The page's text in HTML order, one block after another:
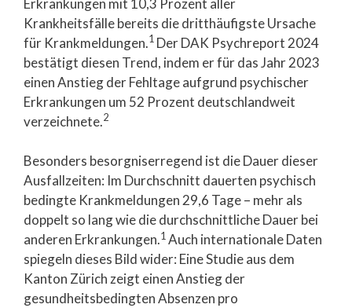
Krankheitsfälle bereits die dritthäufigste Ursache
für Krankmeldungen.1 Der DAK Psychreport 2024
bestätigt diesen Trend, indem er für das Jahr 2023
einen Anstieg der Fehltage aufgrund psychischer
Erkrankungen um 52 Prozent deutschlandweit
verzeichnete.2
Besonders besorgniserregend ist die Dauer dieser
Ausfallzeiten: Im Durchschnitt dauerten psychisch
bedingte Krankmeldungen 29,6 Tage – mehr als
doppelt so lang wie die durchschnittliche Dauer bei
anderen Erkrankungen.1 Auch internationale Daten
spiegeln dieses Bild wider: Eine Studie aus dem
Kanton Zürich zeigt einen Anstieg der
gesundheitsbedingten Absenzen pro